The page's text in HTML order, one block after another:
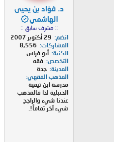
د. فؤاد بن يحيى
الهاشمي
:: مشرف سابق ::
انضم
29 أكتوبر 2007
المشاركات
8,556
الكنية أبو فراس
التخصص
فقه
المدينة جدة
المذهب الفقهي
مدرسة ابن تيمية
الحنبلية لذا فالمذهب
عندنا شيء والراجح
شيء آخر تماماً!.